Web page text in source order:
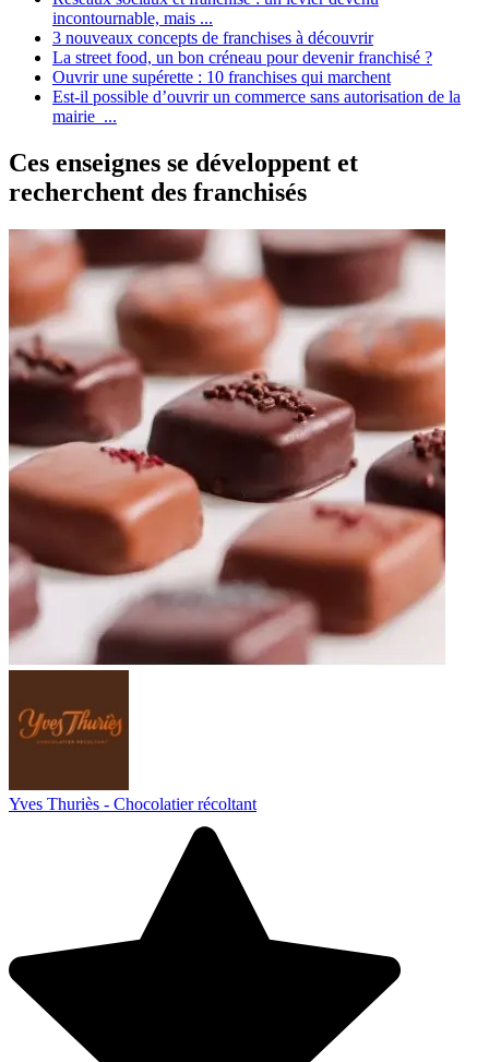
incontournable, mais ...
3 nouveaux concepts de franchises à découvrir
La street food, un bon créneau pour devenir franchisé ?
Ouvrir une supérette : 10 franchises qui marchent
Est-il possible d’ouvrir un commerce sans autorisation de la
mairie ...
Ces enseignes se développent et
recherchent des franchisés
Yves Thuriès - Chocolatier récoltant